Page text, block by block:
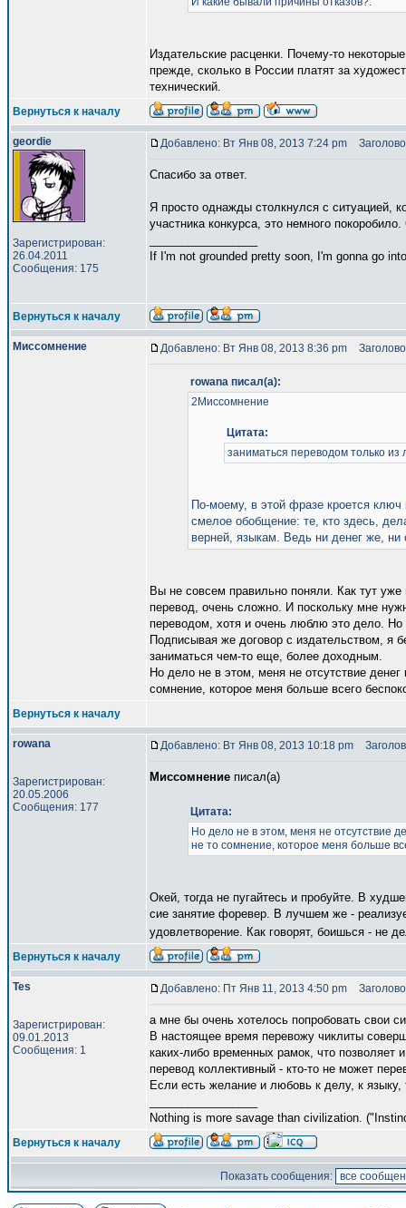
Издательские расценки. Почему-то
прежде, сколько в России платят за
технический.
Вернуться к началу
geordie
Зарегистрирован:
26.04.2011
Сообщения: 175
Добавлено: Вт Янв 08, 2013 7:24 pm
Спасибо за ответ.
Я просто однажды столкнулся с ситуацией,
участника конкурса, это немного
If I'm not grounded pretty soon, I'm gonna go
Вернуться к началу
Миссомнение Добавлено: Вт Янв 08, 2013 8:36 pm
rowana писал(а):
2Миссомнение
Цитата:
заниматься переводом только из
По-моему, в этой фразе кроется
смелое обобщение: те, кто здесь,
верней, языкам. Ведь ни денег же, ни
Вы не совсем правильно поняли. Как тут
перевод, очень сложно. И поскольку мне
переводом, хотя и очень люблю это дело. Но
Подписывая же договор с издательством, я
заниматься чем-то еще, более доходным.
Но дело не в этом, меня не отсутствие
сомнение, которое меня больше всего
Вернуться к началу
rowana
Зарегистрирован:
20.05.2006
Сообщения: 177
Добавлено: Вт Янв 08, 2013 10:18 pm
Миссомнение писал(а)
Цитата:
Но дело не в этом, меня не отсутствие
не то сомнение, которое меня больше
Окей, тогда не пугайтесь и пробуйте. В
сие занятие форевер. В лучшем же -
удовлетворение. Как говорят, боишься - не
Вернуться к началу
Tes
Зарегистрирован:
09.01.2013
Сообщения: 1
Добавлено: Пт Янв 11, 2013 4:50 pm
а мне бы очень хотелось попробовать свои
В настоящее время перевожу чиклиты
каких-либо временных рамок, что позволяет
перевод коллективный - кто-то не может
Если есть желание и любовь к делу, к языку,
Nothing is more savage than civilization.
Вернуться к началу
Показать сообщения: